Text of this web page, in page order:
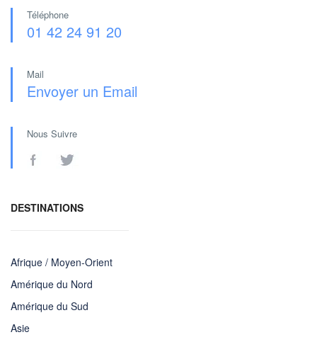
Téléphone
01 42 24 91 20
Mail
Envoyer un Email
Nous Suivre
DESTINATIONS
Afrique / Moyen-Orient
Amérique du Nord
Amérique du Sud
Asie